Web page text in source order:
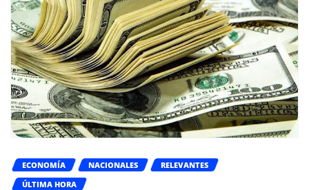
ECONOMÍA NACIONALES
RELEVANTES
ÚLTIMA HORA